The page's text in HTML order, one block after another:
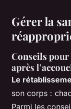
Gérer la
Conseils
après
Le
son corps :
Parmi les